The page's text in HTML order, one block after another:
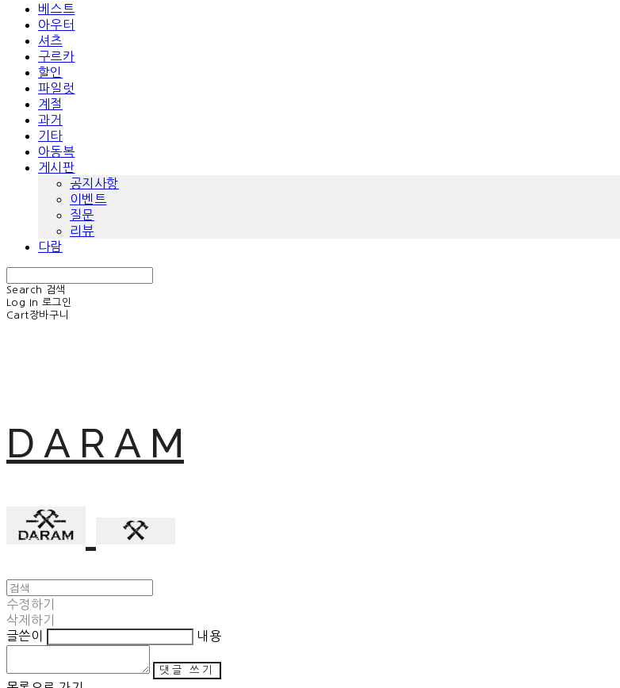
베스트
아우터
셔츠
구르카
할인
파일럿
계절
과거
기타
아동복
게시판
공지사항
이벤트
질문
리뷰
다람
Search
검색
Log In
로그인
Cart장바구니
D A R A M
수정하기
삭제하기
글쓴이
내용
댓글 쓰기